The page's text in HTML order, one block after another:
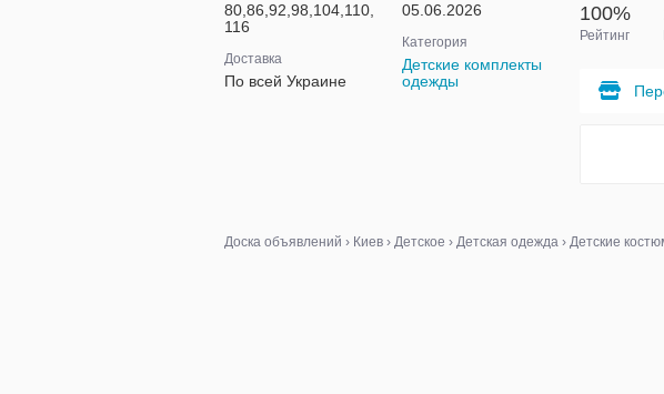
80,86,92,98,104,110,
116
Доставка
По всей Украине
05.06.2026
Категория
Детские комплекты
одежды
100%
Рейтинг
Доска объявлений › Киев › Детское › Детская одежда › Детские